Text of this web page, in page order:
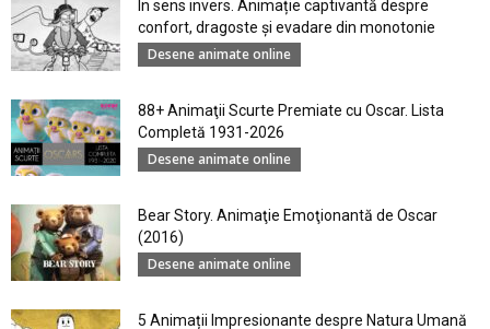
În sens invers. Animație captivantă despre
confort, dragoste și evadare din monotonie
Desene animate online
88+ Animaţii Scurte Premiate cu Oscar. Lista
Completă 1931-2026
Desene animate online
Bear Story. Animaţie Emoţionantă de Oscar
(2016)
Desene animate online
5 Animații Impresionante despre Natura Umană